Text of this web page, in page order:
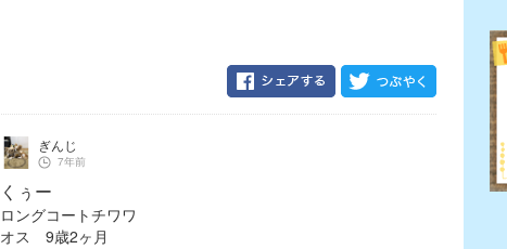
ぎんじ
7年前
くぅー
ロングコートチワワ
オス 9歳2ヶ月